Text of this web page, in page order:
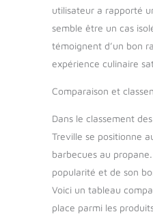
utilisateur a rapporté
semble être un cas
témoignent d’un bon
expérience culinaire
Comparaison et
Dans le classement
Treville se positionne
barbecues au
popularité et de son
Voici un tableau
place parmi les